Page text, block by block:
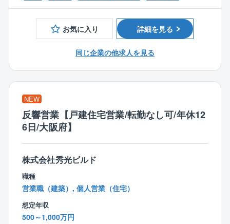
格試験の3か月前から6回(1回2時間)程度の研修がござ
います。
■講義内には試験をイメージした模擬試験があり、実際
の試験に近い形で対策を行うことが出来ます。
いサポートが整っております。
〈等級、役職に応じて高年収提示可能！〉
加えて、業績に応じる形にはなりますが、直近9～10か
月分支給実績がございます。そのため、大手ゼネコン
に負けない年収提示を行うことが出来ます。
〈創業以来、黒字経営継続中！〉
■同社は創業43年目となり、創業以来黒字経営を継続し
【業務内容】
■研究施設の設計に特化した国内有数の建築設計事務所
である同社にて、意匠設計職をお任せします。
■企業の研究所/本社/イノベーション施設などに対し
て、企画提案、設計、工事監理まで一気通貫で実施い
たします。
※構造は様々ですが、鉄骨が多くを占めます。
★チームでプロジェクトを進めていきます！
建築設計者だけでなく元研究者、クリエイティブディ
レクター、インテリアデザイナー、グラフィックデザ
イナーなど様々な分野のプロフェッショナルが互いの
強みを生かしあいながらプロジェクトを進めていきま
す！
★設計者としてのやりがいを感じられる仕事です！
実際に使うユーザー（研究者）に直接ヒアリングやワ
【歓迎資格】
●一級建築士
お気に入り 詳細を見る
同じ企業の他求人を見る
NEW
反響営業【戸建住宅営業/転勤なし可/年休12
6日/大阪府】
株式会社秀光ビルド
職種
営業職（建築）, 個人営業（住宅）
想定年収
500～1,000万円